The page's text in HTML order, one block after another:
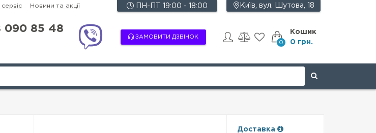
Київ, вул. Шутова, 18
сервіс Новини та акції
090 85 48
ЗАМОВИТИ ДЗВІНОК
ПН-ПТ 19:00 - 18:00
Кошик
0 0 грн.
Доставка